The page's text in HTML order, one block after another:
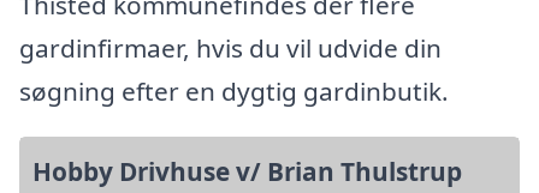
gardinfirmaer, hvis du vil udvide din
søgning efter en dygtig gardinbutik.
Hobby Drivhuse v/ Brian Thulstrup